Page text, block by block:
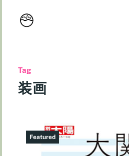
Tag
装画
Featured